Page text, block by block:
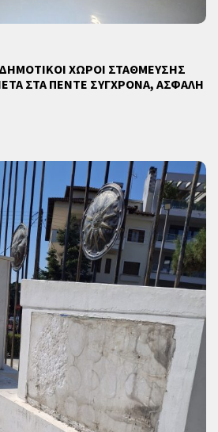
ΧΩΡΟΙ ΣΤΑΘΜΕΥΣΗΣ
ΣΤΑ ΠΕΝΤΕ ΣΥΓΧΡΟΝΑ, ΑΣΦΑΛΗ